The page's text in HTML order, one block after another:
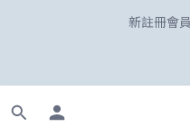
☀️「爸」氣外露！
☀️「爸」氣外露！